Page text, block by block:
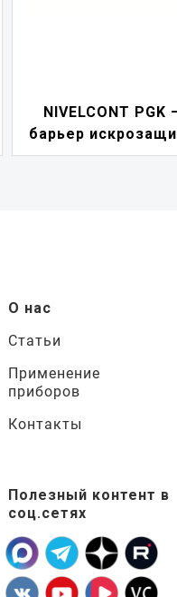
NIVELCONT PGK
барьер
О нас
Статьи
Применение
приборов
Контакты
Полезный контент в
соц.сетях